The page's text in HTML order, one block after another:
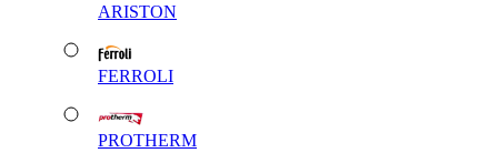
ARISTON
FERROLI
PROTHERM